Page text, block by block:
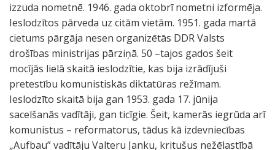
izzuda nometnē. 1946. gada oktobrī nometni izformēja.
Ieslodzītos pārveda uz citām vietām. 1951. gada martā
cietums pārgāja nesen organizētās DDR Valsts
drošības ministrijas pārziņā. 50 –tajos gados šeit
mocījās lielā skaitā ieslodzītie, kas bija izrādījuši
pretestību komunistiskās diktatūras režīmam.
Ieslodzīto skaitā bija gan 1953. gada 17. jūnija
sacelšanās vadītāji, gan ticīgie. Šeit, kamerās iegrūda arī
komunistus – reformatorus, tādus kā izdevniecības
„Aufbau” vadītāju Valteru Janku, kritušus nežēlastībā